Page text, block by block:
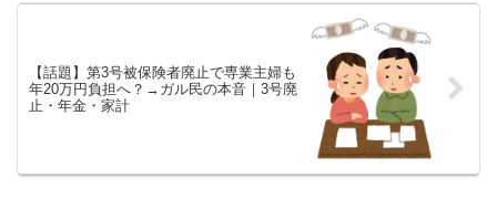
【話題】第3号被保険者廃止で専業主婦も
年20万円負担へ？→ガル民の本音｜3号廃
止・年金・家計